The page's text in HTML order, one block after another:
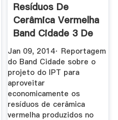
Resíduos De
Cerâmica Vermelha
Band Cidade 3 De
...
Jan 09, 2014· Reportagem
do Band Cidade sobre o
projeto do IPT para
aproveitar
economicamente os
resíduos de cerâmica
vermelha produzidos no